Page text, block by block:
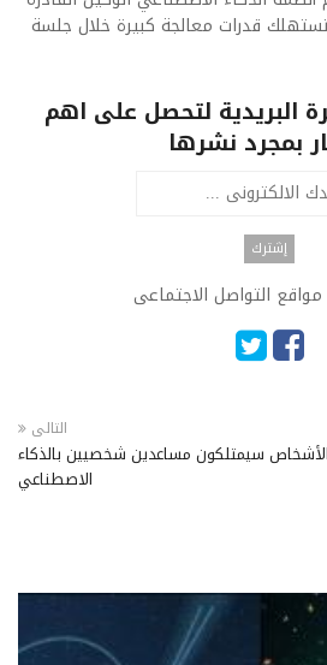
قدرات معالجة كبيرة خلال جلسة
البريدية لتحصل على اهم
بمجرد نشرها
التواصل الاجتماعى
التالى
الأشخاص سيمتلكون مساعدين شخصيين بالذكاء
الاصطناعي